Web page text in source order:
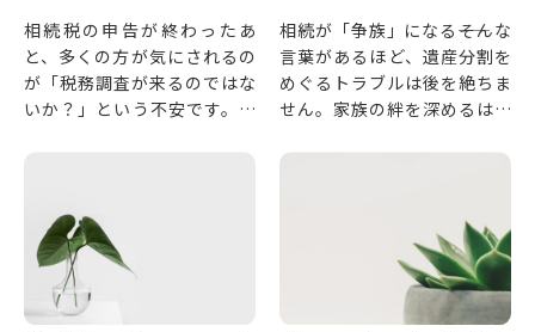
相続税の申告が終わったあ
と、多くの方が気にされるの
が「税務調査が来るのではな
いか？」という不安です。今
できる対策」...
相続が「争族」になる――そんな
言葉があるほど、遺産分割を
めぐるトラブルは後を絶ちま
せん。家族の絆を深めるはず
対立を招くこともあります。